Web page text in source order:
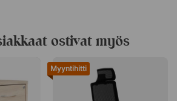
ostivat myös
Myyntihitti